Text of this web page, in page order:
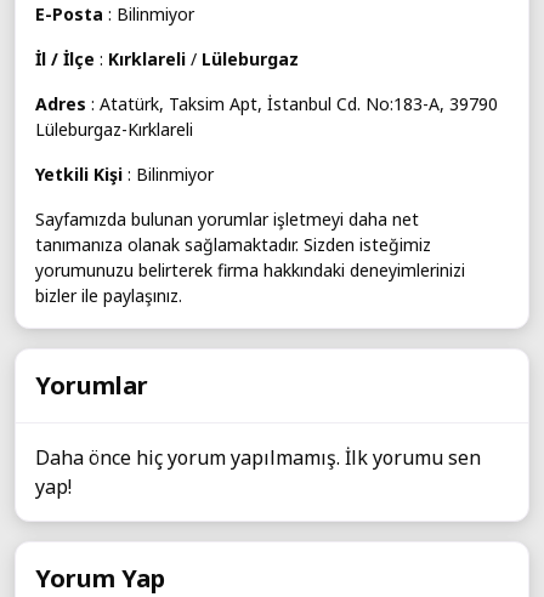
E-Posta : Bilinmiyor
İl / İlçe : Kırklareli / Lüleburgaz
Adres : Atatürk, Taksim Apt, İstanbul Cd. No:183-A, 39790
Lüleburgaz-Kırklareli
Yetkili Kişi : Bilinmiyor
Sayfamızda bulunan yorumlar işletmeyi daha net
tanımanıza olanak sağlamaktadır. Sizden isteğimiz
yorumunuzu belirterek firma hakkındaki deneyimlerinizi
bizler ile paylaşınız.
Yorumlar
Daha önce hiç yorum yapılmamış. İlk yorumu sen
yap!
Yorum Yap